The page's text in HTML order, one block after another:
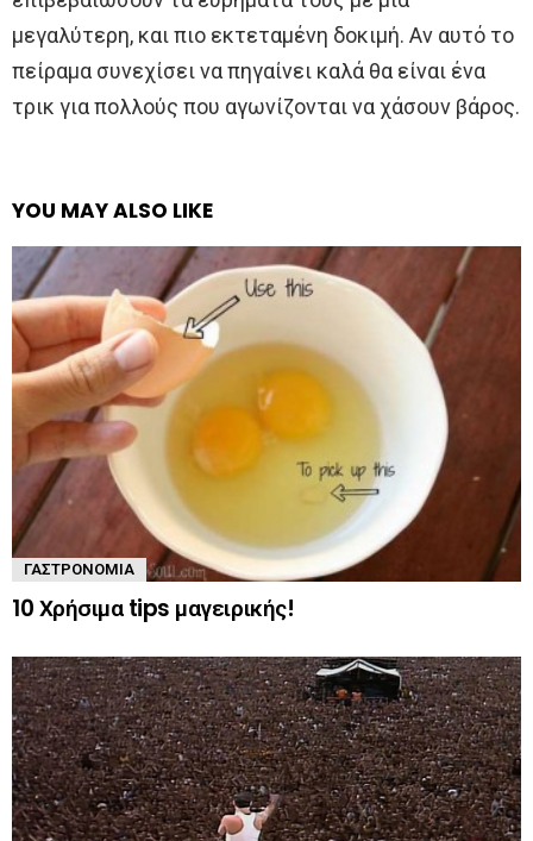
μεγαλύτερη, και πιο εκτεταμένη δοκιμή. Αν αυτό το
πείραμα συνεχίσει να πηγαίνει καλά θα είναι ένα
τρικ για πολλούς που αγωνίζονται να χάσουν βάρος.
YOU MAY ALSO LIKE
ΓΑΣΤΡΟΝΟΜΊΑ
10 Χρήσιμα tips μαγειρικής!